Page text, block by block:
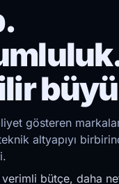
gösteren
altyapıyı
bütçe, daha